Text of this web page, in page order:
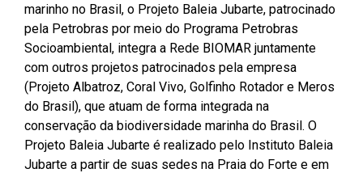
marinho no Brasil, o Projeto Baleia Jubarte, patrocinado
pela Petrobras por meio do Programa Petrobras
Socioambiental, integra a Rede BIOMAR juntamente
com outros projetos patrocinados pela empresa
(Projeto Albatroz, Coral Vivo, Golfinho Rotador e Meros
do Brasil), que atuam de forma integrada na
conservação da biodiversidade marinha do Brasil. O
Projeto Baleia Jubarte é realizado pelo Instituto Baleia
Jubarte a partir de suas sedes na Praia do Forte e em